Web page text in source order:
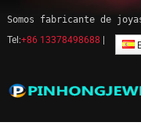
Somos fabricante de
Tel:+86 13378498688
Joyería